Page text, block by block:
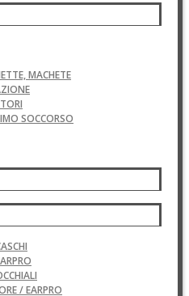
MACHETE
SOCCORSO
/ EARPRO